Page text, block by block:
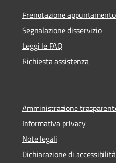
Prenotazione appuntamento
Segnalazione disservizio
Leggi le FAQ
Richiesta assistenza
Amministrazione
Informativa privacy
Note legali
Dichiarazione di accessibilità